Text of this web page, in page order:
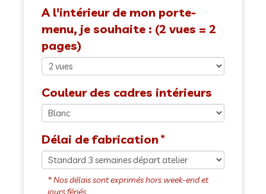
A l'intérieur de mon porte-
menu, je souhaite : (2 vues = 2
pages)
Couleur des cadres intérieurs
Délai de fabrication